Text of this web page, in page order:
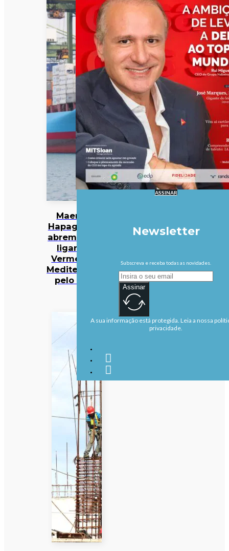
Maersk e
Hapag-Lloyd
abrem rota a
ligar Mar
Vermelho a
Mediterrâneo
pelo Suez
ASSINAR
Newsletter
Subscreva e receba todas as novidades.
Assinar
A sua informação está protegida. Leia a nossa
privacidade.